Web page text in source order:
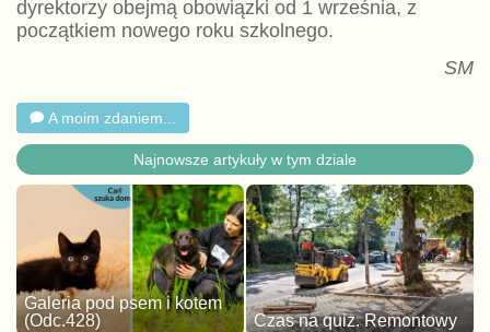
dyrektorzy obejmą obowiązki od 1 września, z
początkiem nowego roku szkolnego.
SM
A moim zdaniem...
Najnowsze artykuły w tym dziale
Galeria pod psem i kotem
(Odc.428)
Czas na quiz. Remontowy